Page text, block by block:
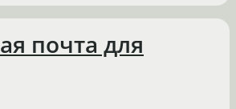
почта для